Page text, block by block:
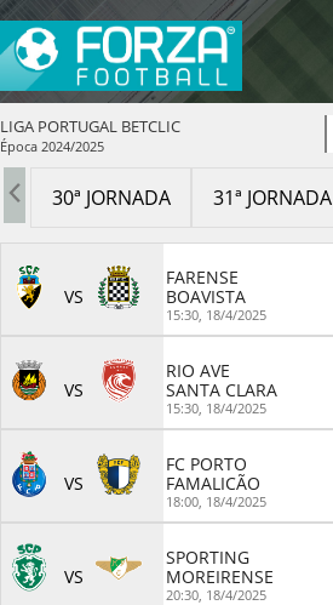
LIGA PORTUGAL BETCLIC
Época 2024/2025
30ª JORNADA 31ª JORNADA
VS
FARENSE
BOAVISTA
15:30, 18/4/2025
VS
RIO AVE
SANTA CLARA
15:30, 18/4/2025
VS
FC PORTO
FAMALICÃO
18:00, 18/4/2025
VS
SPORTING
MOREIRENSE
20:30, 18/4/2025